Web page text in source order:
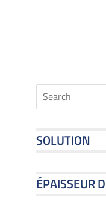
SOLUTION
ÉPAISSEUR